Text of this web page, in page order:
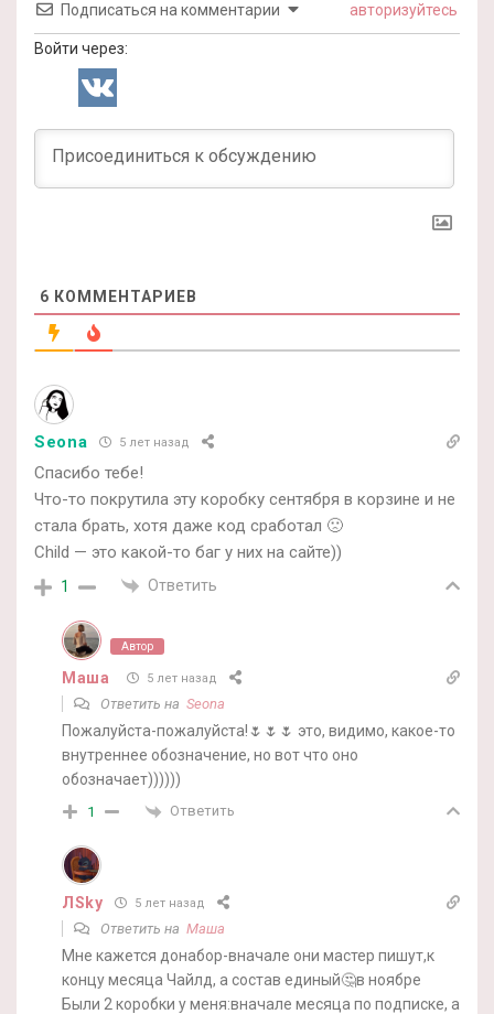
Подписаться на комментарии авторизуйтесь
Войти через:
6 КОММЕНТАРИЕВ
Seona 5 лет назад
Спасибо тебе!
Что-то покрутила эту коробку сентября в корзине и не
стала брать, хотя даже код сработал 🙁
Child — это какой-то баг у них на сайте))
1 Ответить
Автор
Маша 5 лет назад
Ответить на Seona
Пожалуйста-пожалуйста!🌷🌷🌷 это, видимо, какое-то
внутреннее обозначение, но вот что оно
обозначает))))))
1 Ответить
ЛSky 5 лет назад
Ответить на Маша
Мне кажется донабор-вначале они мастер пишут,к
концу месяца Чайлд, а состав единый🤔в ноябре
Были 2 коробки у меня:вначале месяца по подписке, а